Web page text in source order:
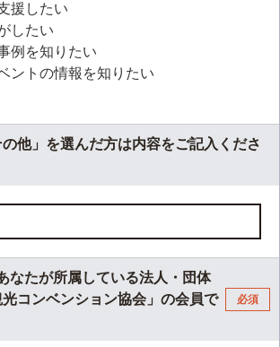
援したい
したい
例を知りたい
ントの情報を知りたい
の他」を選んだ方は内容をご記入くださ
なたが所属している法人・団体
コンベンション協会」の会員で
必須